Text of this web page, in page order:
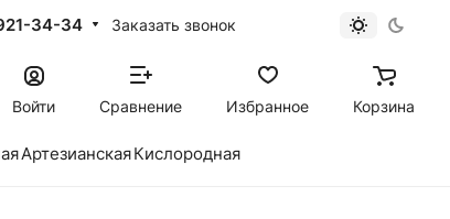
34-34 Заказать звонок
Войти Сравнение Избранное Корзина
АртезианскаяКислородная